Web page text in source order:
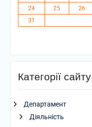
24
25 26
31
Категорії сайту
Департамент
Діяльність